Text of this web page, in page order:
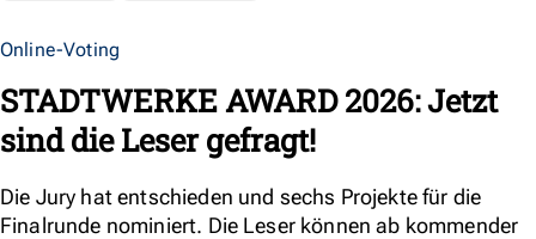
Online-Voting
STADTWERKE AWARD 2026: Jetzt
sind die Leser gefragt!
Die Jury hat entschieden und sechs Projekte für die
Finalrunde nominiert. Die Leser können ab kommender